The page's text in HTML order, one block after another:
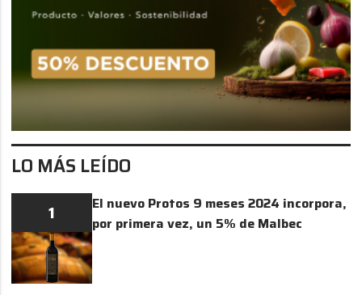
LO MÁS LEÍDO
1
El nuevo Protos 9 meses 2024 incorpora,
por primera vez, un 5% de Malbec